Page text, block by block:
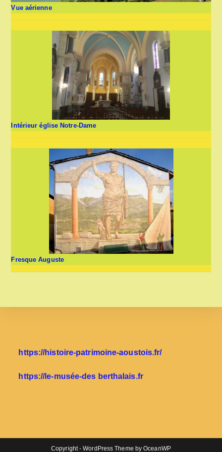
Vue aérienne
Intérieur église Notre-Dame
Fresque Auguste
https://histoire-patrimoine-aoustois.fr/
https://le-musée-des berthalais.fr
Copyright - WordPress Theme by OceanWP